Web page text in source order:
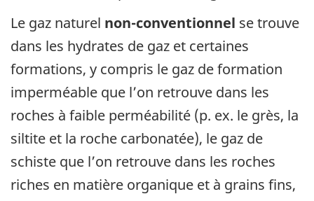
Le gaz naturel non-conventionnel se trouve
dans les hydrates de gaz et certaines
formations, y compris le gaz de formation
imperméable que l’on retrouve dans les
roches à faible perméabilité (p. ex. le grès, la
siltite et la roche carbonatée), le gaz de
schiste que l’on retrouve dans les roches
riches en matière organique et à grains fins,